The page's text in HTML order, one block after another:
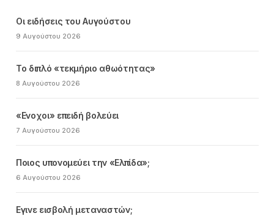
Οι ειδήσεις του Αυγούστου
9 Αυγούστου 2026
Το διπλό «τεκμήριο αθωότητας»
8 Αυγούστου 2026
«Ενοχοι» επειδή βολεύει
7 Αυγούστου 2026
Ποιος υπονομεύει την «Ελπίδα»;
6 Αυγούστου 2026
Εγινε εισβολή μεταναστών;